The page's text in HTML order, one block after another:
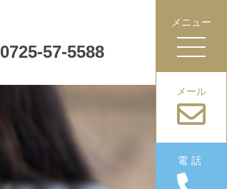
0725-57-5588
メール
電話
メニュー